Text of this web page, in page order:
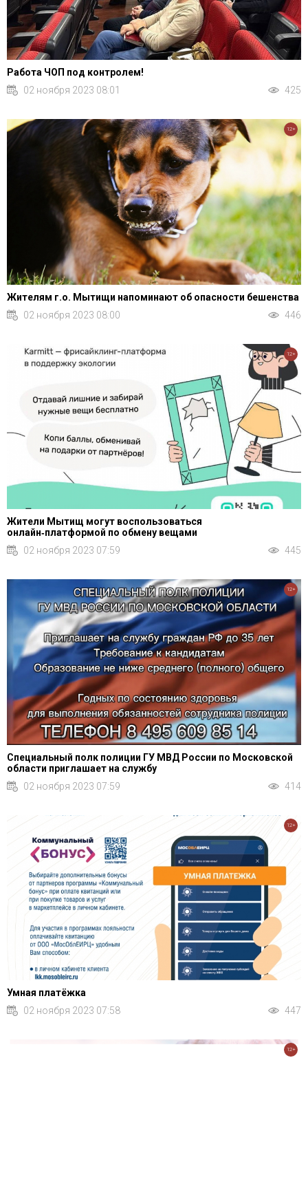
Работа ЧОП под контролем!
02 ноября 2023 08:01
425
Жителям г.о. Мытищи напоминают об опасности бешенства
02 ноября 2023 08:00
446
12+
Жители Мытищ могут воспользоваться
онлайн‑платформой по обмену вещами
02 ноября 2023 07:59
445
12+
Специальный полк полиции ГУ МВД России по Московской
области приглашает на службу
02 ноября 2023 07:59
414
12+
Умная платёжка
02 ноября 2023 07:58
447
12+
12+